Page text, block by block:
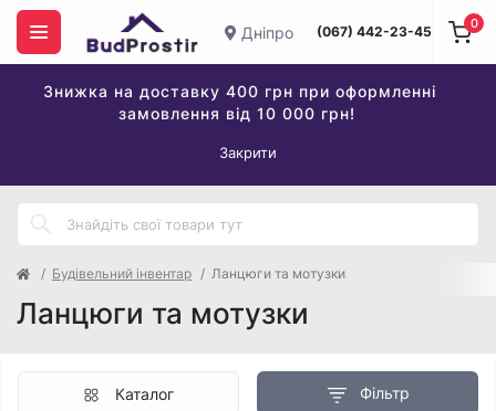
Дніпро (067) 442-23-45
Знижка на доставку 400 грн при оформленні
замовлення від 10 000 грн!
Закрити
0
Будівельний інвентар Ланцюги та мотузки
Ланцюги та мотузки
Фільтр
Каталог